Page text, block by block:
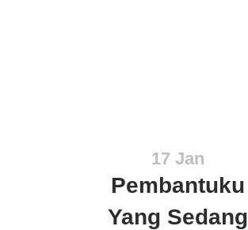
17 Jan
Pembantuku
Yang Sedang